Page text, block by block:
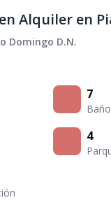
Alquiler en
Domingo D.N.
7
4